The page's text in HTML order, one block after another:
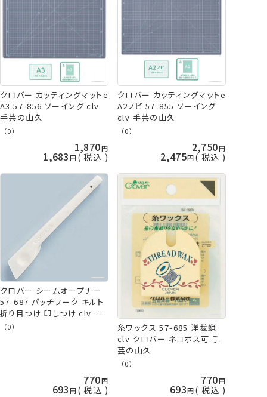
クロバー カッティングマットe
A3 57-856 ソーイング clv
手芸の山久
（0）
1,870
1,683 税込
クロバー カッティングマットe
A2ノビ 57-855 ソーイング
clv 手芸の山久
（0）
2,750
2,475 税込
クロバー シームオープナー
57-687 パッチワーク キルト
折り目つけ 印しつけ clv ネ
コポス可 手芸の山久
（0）
770
693 税込
糸ワックス 57-685 洋裁蝋
clv クロバー ネコポス可 手
芸の山久
（0）
770
693 税込